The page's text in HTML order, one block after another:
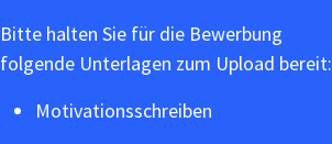
Bitte halten Sie für die Bewerbung
folgende Unterlagen zum Upload bereit:
Motivationsschreiben